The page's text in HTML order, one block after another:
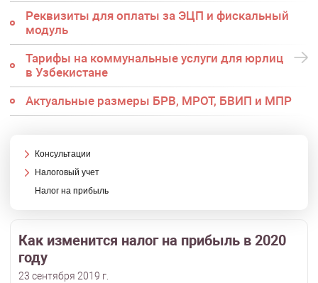
Реквизиты для оплаты за ЭЦП и фискальный
модуль
Тарифы на коммунальные услуги для юрлиц
в Узбекистане
Актуальные размеры БРВ, МРОТ, БВИП и МПР
Консультации
Налоговый учет
Налог на прибыль
Как изменится налог на прибыль в 2020
году
23 сентября 2019 г.